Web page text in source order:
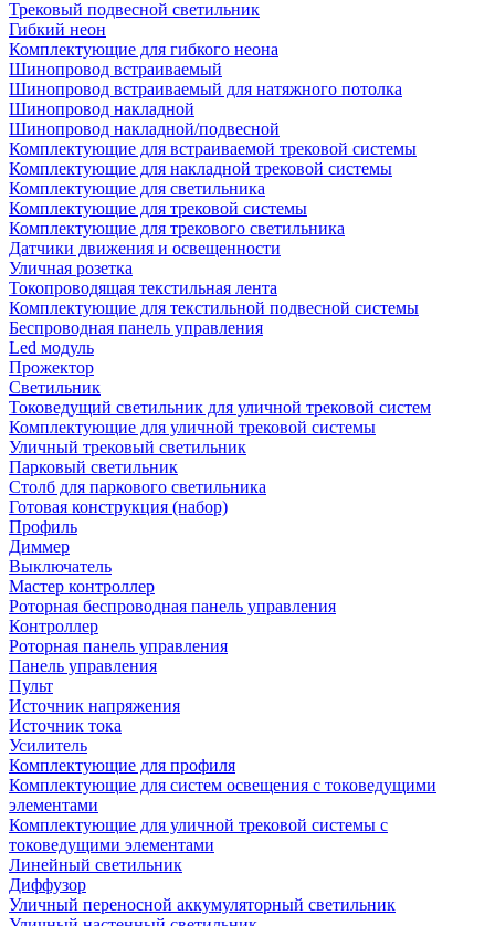
Трековый подвесной светильник
Гибкий неон
Комплектующие для гибкого неона
Шинопровод встраиваемый
Шинопровод встраиваемый для натяжного потолка
Шинопровод накладной
Шинопровод накладной/подвесной
Комплектующие для встраиваемой трековой системы
Комплектующие для накладной трековой системы
Комплектующие для светильника
Комплектующие для трековой системы
Комплектующие для трекового светильника
Датчики движения и освещенности
Уличная розетка
Токопроводящая текстильная лента
Комплектующие для текстильной подвесной системы
Беспроводная панель управления
Led модуль
Прожектор
Светильник
Токоведущий светильник для уличной трековой систем
Комплектующие для уличной трековой системы
Уличный трековый светильник
Парковый светильник
Столб для паркового светильника
Готовая конструкция (набор)
Профиль
Диммер
Выключатель
Мастер контроллер
Роторная беспроводная панель управления
Контроллер
Роторная панель управления
Панель управления
Пульт
Источник напряжения
Источник тока
Усилитель
Комплектующие для профиля
Комплектующие для систем освещения с токоведущими
элементами
Комплектующие для уличной трековой системы с
токоведущими элементами
Линейный светильник
Диффузор
Уличный переносной аккумуляторный светильник